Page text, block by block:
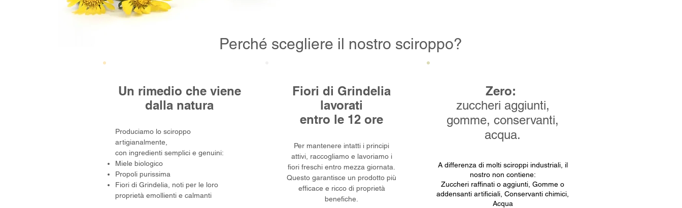
Perché scegliere il nostro sciroppo?
Un rimedio che viene
dalla natura
Produciamo lo sciroppo
artigianalmente,
con ingredienti semplici e genuini:
Miele biologico
Propoli purissima
Fiori di Grindelia, noti per le loro
proprietà emollienti e calmanti
Fiori di Grindelia
lavorati
entro le 12 ore
Per mantenere intatti i principi
attivi, raccogliamo e lavoriamo i
fiori freschi entro mezza giornata.
Questo garantisce un prodotto più
efficace e ricco di proprietà
benefiche.
Zero:
zuccheri aggiunti,
gomme, conservanti,
acqua.
A differenza di molti sciroppi industriali, il
nostro non contiene:
Zuccheri raffinati o aggiunti, Gomme o
addensanti artificiali, Conservanti chimici,
Acqua